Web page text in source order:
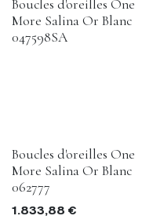
Boucles d'oreilles One
More Salina Or Blanc
047598SA
Boucles d'oreilles One
More Salina Or Blanc
062777
1.833,88 €